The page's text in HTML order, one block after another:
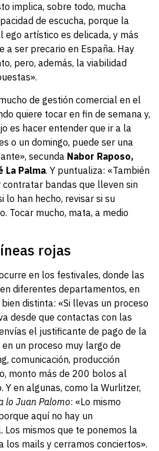
implica, sobre todo, mucha
de escucha, porque la
ego artístico es delicada, y más
a ser precario en España. Hay
pero, además, la viabilidad
de gestión comercial en el
quiere tocar en fin de semana y,
es hacer entender que ir a la
o un domingo, puede ser una
secunda Nabor Raposo,
La Palma. Y puntualiza: «También
bandas que lleven sin
lo han hecho, revisar si su
Tocar mucho, mata, a medio
rojas
en los festivales, donde las
diferentes departamentos, en
distinta: «Si llevas un proceso
desde que contactas con las
el justificante de pago de la
un proceso muy largo de
comunicación, producción
monto más de 200 bolos al
Y en algunas, como la Wurlitzer,
lo Juan Palomo: «Lo mismo
aquí no hay un
Los mismos que te ponemos la
los mails y cerramos conciertos».